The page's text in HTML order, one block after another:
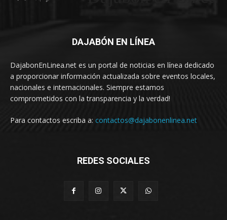
DAJABÓN EN LÍNEA
DajabonEnLinea.net es un portal de noticias en línea dedicado
a proporcionar información actualizada sobre eventos locales,
nacionales e internacionales. Siempre estamos
comprometidos con la transparencia y la verdad!
Para contactos escriba a: contactos@dajabonenlinea.net
REDES SOCIALES